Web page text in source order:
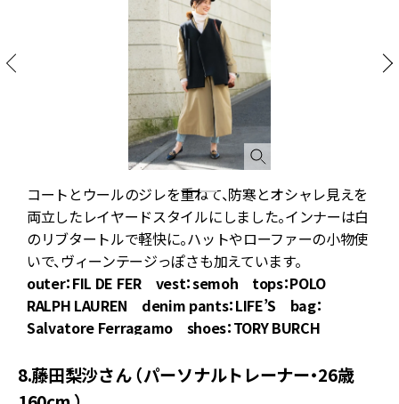
コートとウールのジレを重ねて、防寒とオシャレ見えを
両立したレイヤードスタイルにしました。インナーは白
のリブタートルで軽快に。ハットやローファーの小物使
いで、ヴィーンテージっぽさも加えています。
outer：FIL DE FER vest：semoh tops：POLO
RALPH LAUREN denim pants：LIFE’S bag：
Salvatore Ferragamo shoes：TORY BURCH
8.藤田梨沙さん （パーソナルトレーナー・26歳